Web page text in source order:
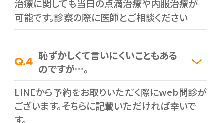
治療に関しても当日の点滴治療や内服治療が
可能です。診察の際に医師とご相談ください
Q.4 恥ずかしくて言いにくいこともある
のですが…。
LINEから予約をお取りいただく際にweb問診が
ございます。そちらに記載いただければ幸いで
す。